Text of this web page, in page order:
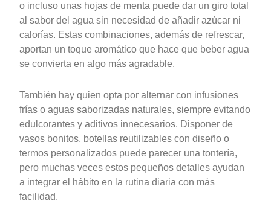
o incluso unas hojas de menta puede dar un giro total
al sabor del agua sin necesidad de añadir azúcar ni
calorías. Estas combinaciones, además de refrescar,
aportan un toque aromático que hace que beber agua
se convierta en algo más agradable.
También hay quien opta por alternar con infusiones
frías o aguas saborizadas naturales, siempre evitando
edulcorantes y aditivos innecesarios. Disponer de
vasos bonitos, botellas reutilizables con diseño o
termos personalizados puede parecer una tontería,
pero muchas veces estos pequeños detalles ayudan
a integrar el hábito en la rutina diaria con más
facilidad.